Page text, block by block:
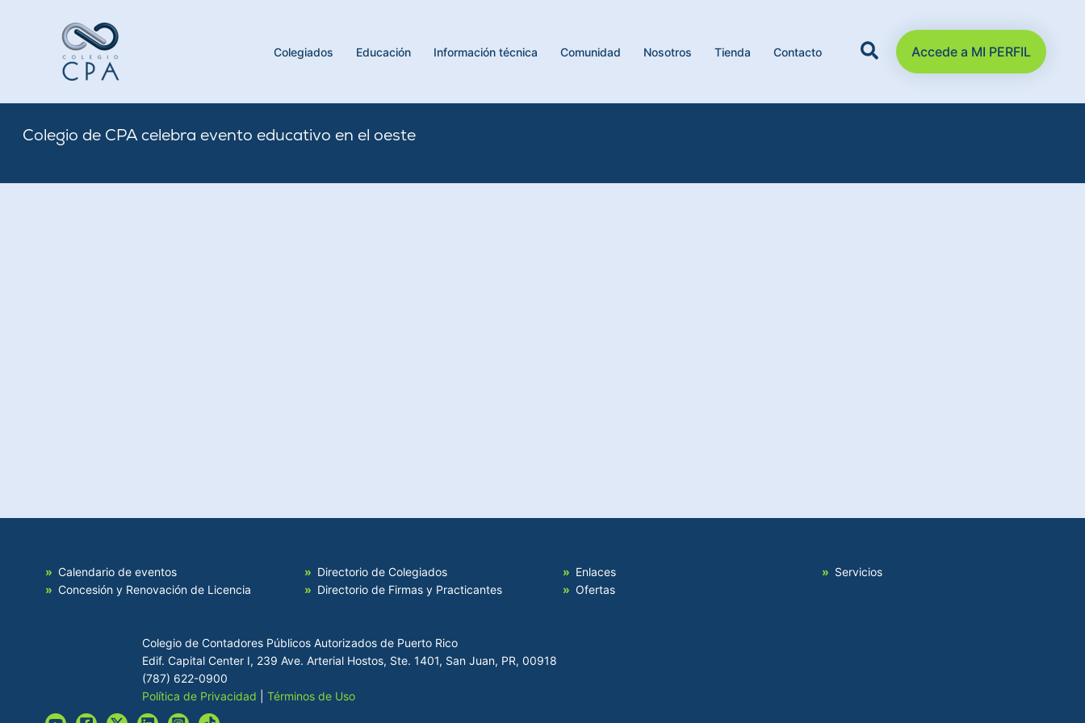
Colegiados Educación Información técnica Comunidad Nosotros Tienda Contacto Accede a MI PERFIL
Colegio de CPA celebra evento educativo en el oeste
Calendario de eventos
Concesión y Renovación de Licencia
Directorio de Colegiados
Directorio de Firmas y Practicantes
Enlaces
Ofertas
Servicios
Colegio de Contadores Públicos Autorizados de Puerto Rico
Edif. Capital Center I, 239 Ave. Arterial Hostos, Ste. 1401, San Juan, PR, 00918
(787) 622-0900
Política de Privacidad
Términos de Uso